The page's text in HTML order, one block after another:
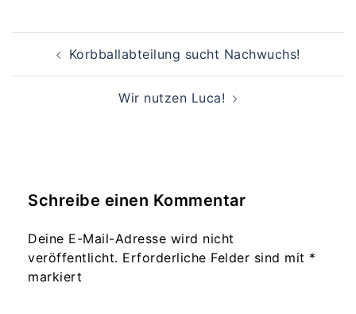
Korbballabteilung sucht Nachwuchs!
Wir nutzen Luca!
Schreibe einen Kommentar
Deine E-Mail-Adresse wird nicht
veröffentlicht. Erforderliche Felder sind mit *
markiert